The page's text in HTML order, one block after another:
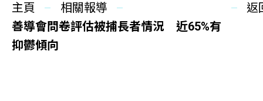
同你講故事
慈善活動
主頁
相關報導
善導會問卷評估被捕長者情況 近65%有
抑鬱傾向
返